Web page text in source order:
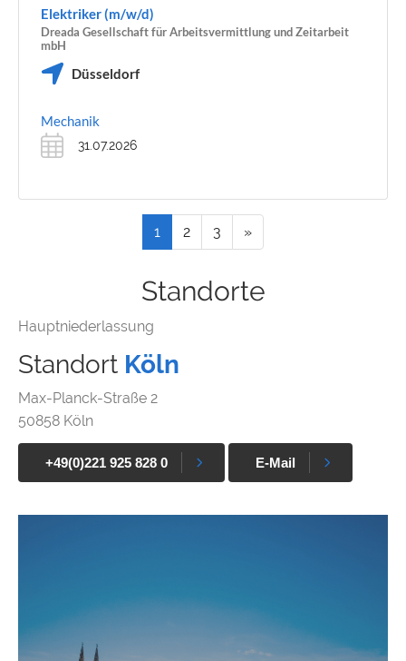
Elektriker (m/w/d)
Dreada Gesellschaft für Arbeitsvermittlung und Zeitarbeit
mbH
Düsseldorf
Mechanik
31.07.2026
1 2 3 »
Standorte
Hauptniederlassung
Standort Köln
Max-Planck-Straße 2
50858 Köln
+49(0)221 925 828 0 E-Mail